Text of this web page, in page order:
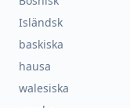
Isländsk
baskiska
hausa
walesiska